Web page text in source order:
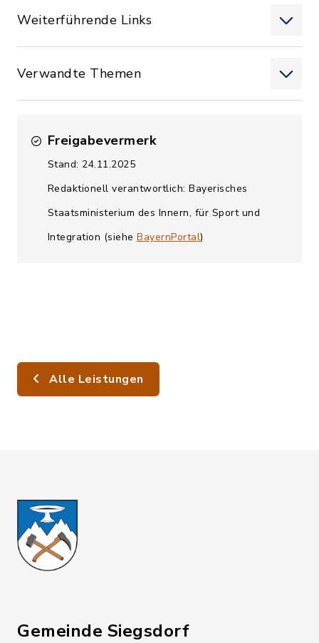
Weiterführende Links
Verwandte Themen
Freigabevermerk
Stand: 24.11.2025
Redaktionell verantwortlich: Bayerisches
Staatsministerium des Innern, für Sport und
Integration (siehe BayernPortal)
Alle Leistungen
Gemeinde Siegsdorf